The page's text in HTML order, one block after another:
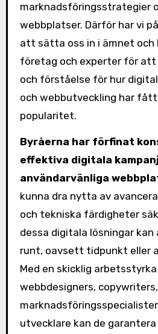
marknadsföringsstrategier
webbplatser. Därför har vi
att sätta oss in i ämnet
företag och experter för att
och förståelse för hur
och webbutveckling har fått
popularitet.
Byråerna har förfinat
effektiva digitala
användarvänliga
kunna dra nytta av
och tekniska färdigheter
dessa digitala lösningar kan
runt, oavsett tidpunkt eller
Med en skicklig
webbdesigners, copywriters,
utvecklare kan de